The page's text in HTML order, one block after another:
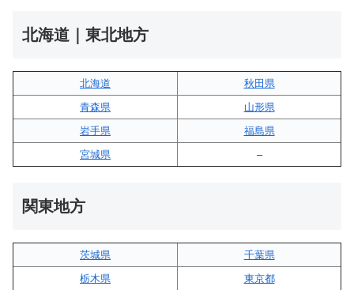
北海道｜東北地方
北海道
秋田県
青森県
山形県
岩手県
福島県
宮城県
–
関東地方
茨城県
千葉県
栃木県
東京都